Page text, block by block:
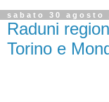
sabato 30 agosto
Raduni
Torino e